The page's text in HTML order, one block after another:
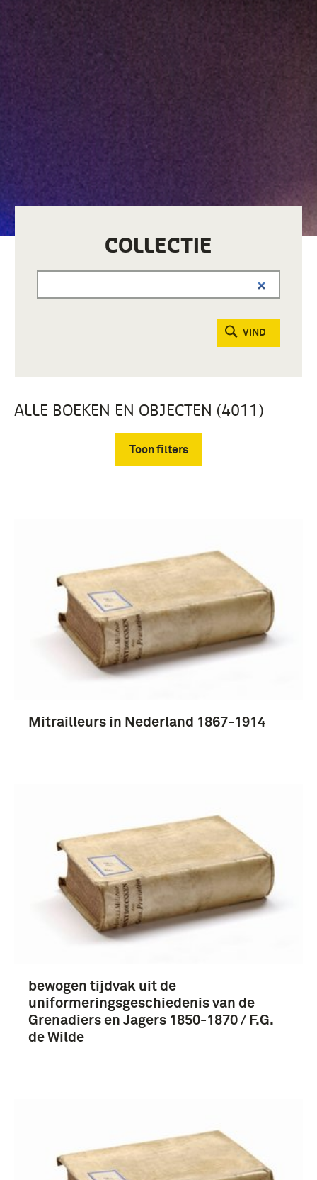
COLLECTIE
VIND
ALLE BOEKEN EN OBJECTEN (4011)
Toon filters
boek (2850)
biografie (259)
handboek (124)
Meer
1901-1950 (936)
1801-1850 (759)
Frans-Duitse oorlog (1870-1871) (511)
Koninklijk Nederlands-Indisch Leger (1830-1950)
(61)
Koninklijke Landmacht (1813/1814-heden) (43)
Mitrailleurs in Nederland 1867-1914
bewogen tijdvak uit de
uniformeringsgeschiedenis van de
Grenadiers en Jagers 1850-1870 / F.G.
de Wilde